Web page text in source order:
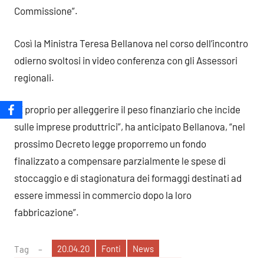
Commissione”.
Così la Ministra Teresa Bellanova nel corso dell’incontro
odierno svoltosi in video conferenza con gli Assessori
regionali.
“E proprio per alleggerire il peso finanziario che incide
sulle imprese produttrici”, ha anticipato Bellanova, “nel
prossimo Decreto legge proporremo un fondo
finalizzato a compensare parzialmente le spese di
stoccaggio e di stagionatura dei formaggi destinati ad
essere immessi in commercio dopo la loro
fabbricazione”.
Tag 20.04.20 Fonti
News